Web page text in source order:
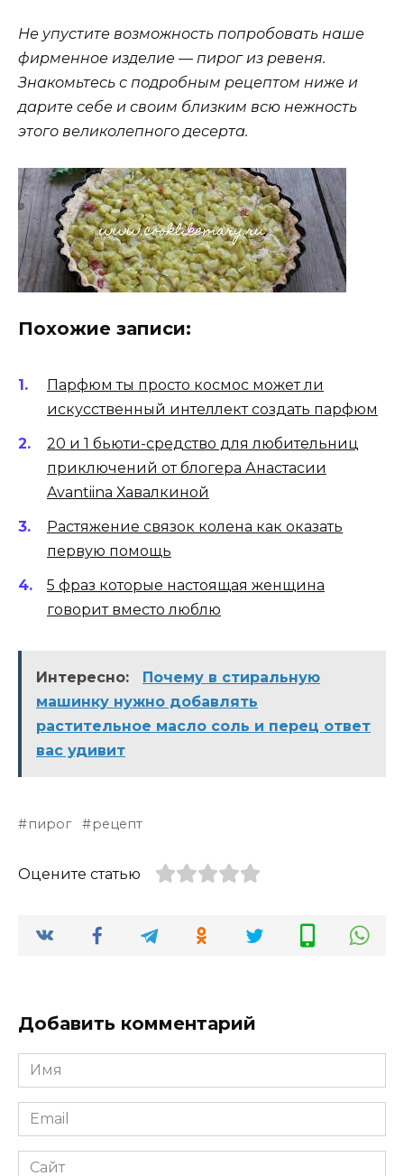
Не упустите возможность попробовать наше
фирменное изделие — пирог из ревеня.
Знакомьтесь с подробным рецептом ниже и
дарите себе и своим близким всю нежность
этого великолепного десерта.
Похожие записи:
Парфюм ты просто космос может ли
искусственный интеллект создать парфюм
20 и 1 бьюти-средство для любительниц
приключений от блогера Анастасии
Avantiina Хавалкиной
Растяжение связок колена как оказать
первую помощь
5 фраз которые настоящая женщина
говорит вместо люблю
Интересно:
Почему в стиральную
машинку нужно добавлять
растительное масло соль и перец ответ
вас удивит
пирог рецепт
Оцените статью
Добавить комментарий
Имя
*
Email
*
Сайт